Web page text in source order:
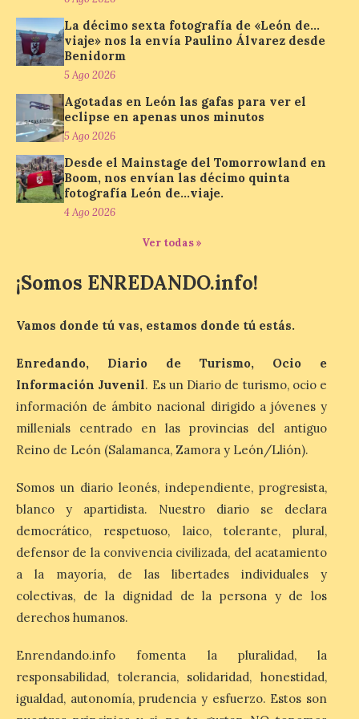
Un viaje a la Antigüedad:
el Museo del Prado
propone un recorrido por
obras de su Colección de
inspiración clásica
6 Ago 2026
Al hilo del estreno de La
Nolan. La pieza de vídeo
Antigüedad clásica, la mitología y los
Patrimonio Nacional
cancela la temporada de
fuentes de La Granja ante
la escasez de agua
6 Ago 2026
espectáculos nocturnos
de la Fuente Baños de
Diana previstos para los
días 8, 15 y 22 de agosto,
así como al encendido extraordinario del
día 25. La reserva de agua en el estanque
«El Mar», […]
El Descenso Internacional
del Sella arranca con el
homenaje a los campeones
y el izado de las banderas
La décimo sexta fotografía de «León de…
viaje» nos la envía Paulino Álvarez desde
Benidorm
5 Ago 2026
Agotadas en León las gafas para ver el
eclipse en apenas unos minutos
5 Ago 2026
Desde el Mainstage del Tomorrowland en
Boom, nos envían las décimo quinta
fotografía León de…viaje.
4 Ago 2026
Ver todas »
¡Somos ENREDANDO.info!
Vamos donde tú vas, estamos donde tú estás.
Enredando, Diario de Turismo, Ocio e
Información Juvenil. Es un Diario de turismo, ocio e
información de ámbito nacional dirigido a jóvenes y
millenials centrado en las provincias del antiguo
Reino de León (Salamanca, Zamora y León/Llión).
Somos un diario leonés, independiente, progresista,
blanco y apartidista. Nuestro diario se declara
democrático, respetuoso, laico, tolerante, plural,
defensor de la convivencia civilizada, del acatamiento
a la mayoría, de las libertades individuales y
colectivas, de la dignidad de la persona y de los
derechos humanos.
Enrendando.info fomenta la pluralidad, la
responsabilidad, tolerancia, solidaridad, honestidad,
igualdad, autonomía, prudencia y esfuerzo. Estos son